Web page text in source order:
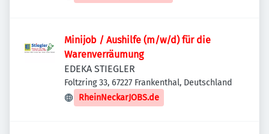
Minijob / Aushilfe (m/w/d) für die
Warenverräumung
EDEKA STIEGLER
Foltzring 33, 67227 Frankenthal, Deutschland
RheinNeckarJOBS.de